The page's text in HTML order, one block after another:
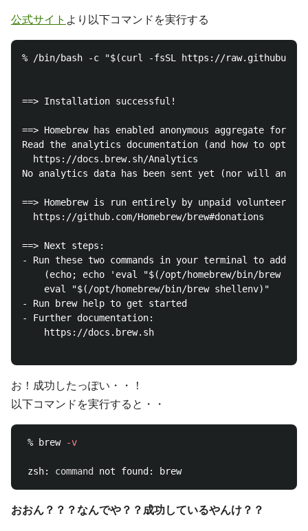
公式サイト より以下コマンドを実行する
% /bin/bash -c "$(curl -fsSL https://
==> Installation successful!
==> Homebrew has enabled anonymous aggregate
Read the analytics documentation (and how to opt-
  https://docs.brew.sh/Analytics
No analytics data has been sent yet (nor will any
==> Homebrew is run entirely by unpaid volunteers.
  https://github.com/Homebrew/brew#donations
==> Next steps:
- Run these two commands in your terminal to add
(echo; echo 'eval "$(/opt/homebrew/bin/brew
    eval "$(/opt/homebrew/bin/brew shellenv)"
- Run brew help to get started
- Further documentation:
    https://docs.brew.sh
お！成功したっぽい・・！
以下コマンドを実行すると・・
% brew -v
zsh: command
おおん？？？なんでや？？成功しているやんけ？？